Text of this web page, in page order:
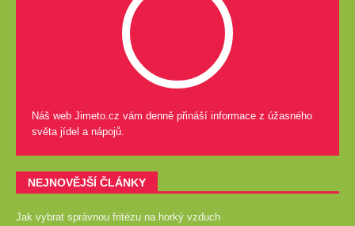
Náš web Jimeto.cz vám denně přináší informace z úžasného
světa jídel a nápojů.
NEJNOVĚJŠÍ ČLÁNKY
Jak vybrat správnou fritézu na horký vzduch